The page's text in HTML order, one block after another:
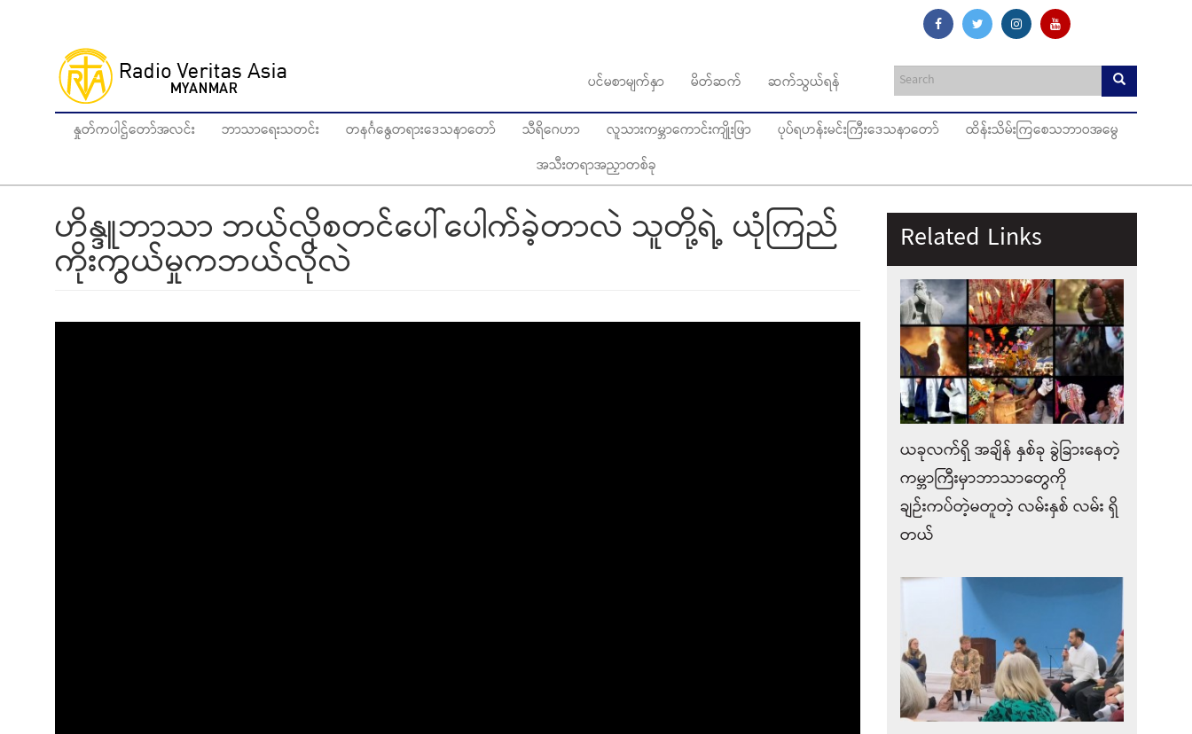
ပင်မစာမျက်နှာ မိတ်ဆက် ဆက်သွယ်ရန်
နှုတ်ကပါဌ်တော်အလင်း ဘာသာရေးသတင်း တနင်္ဂနွေတရားဒေသနာတော် သီရိဂေဟာ လူသားကမ္ဘာကောင်းကျိုးဖြာ ပုပ်ရဟန်းမင်းကြီးဒေသနာတော်
ထိန်းသိမ်းကြစေသဘာဝအမွေ
အသီးတရာအညှာတစ်ခု
ဟိန္ဒူဘာသာ ဘယ်လိုစတင်ပေါ်ပေါက်ခဲ့တာလဲ သူတို့ရဲ့ ယုံကြည်
ကိုးကွယ်မှုကဘယ်လိုလဲ Related Links
ယခုလက်ရှိ အချိန် နှစ်ခု ခွဲခြားနေတဲ့
ကမ္ဘာကြီးမှာဘာသာတွေကို
ချဉ်းကပ်တဲ့မတူတဲ့ လမ်းနှစ် လမ်း ရှိ
တယ်